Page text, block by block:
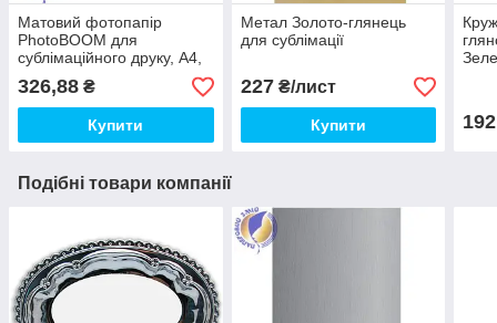
Матовий фотопапір
PhotoBOOM для
сублімаційного друку, А4,
100 г/м2, 100 аркушів
326,88 ₴
Купити
Метал Золото-глянець
для сублімації
227₴/лист
Купити
Подібні товари компанії